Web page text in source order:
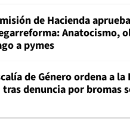
de Hacienda
Anatocismo,
a pymes
de Género ordena a
denuncia por bromas